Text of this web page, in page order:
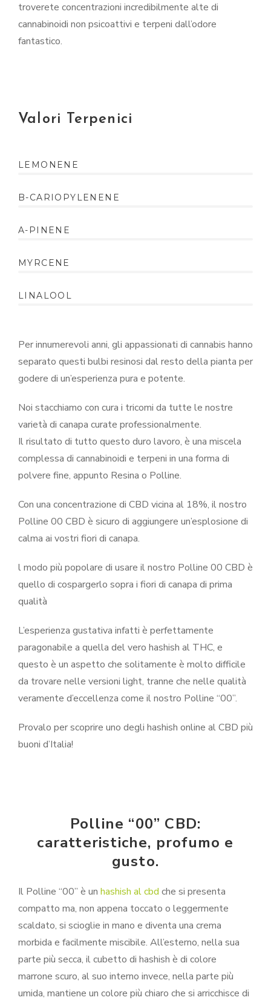
troverete concentrazioni incredibilmente alte di
cannabinoidi non psicoattivi e terpeni dall’odore
fantastico.
Valori Terpenici
LEMONENE
B-CARIOPYLENENE
A-PINENE
MYRCENE
LINALOOL
Per innumerevoli anni, gli appassionati di cannabis hanno
separato questi bulbi resinosi dal resto della pianta per
godere di un’esperienza pura e potente.
Noi stacchiamo con cura i tricomi da tutte le nostre
varietà di canapa curate professionalmente.
Il risultato di tutto questo duro lavoro, è una miscela
complessa di cannabinoidi e terpeni in una forma di
polvere fine, appunto Resina o Polline.
Con una concentrazione di CBD vicina al 18%, il nostro
Polline 00 CBD è sicuro di aggiungere un’esplosione di
calma ai vostri fiori di canapa.
l modo più popolare di usare il nostro Polline 00 CBD è
quello di cospargerlo sopra i fiori di canapa di prima
qualità
L’esperienza gustativa infatti è perfettamente
paragonabile a quella del vero hashish al THC, e
questo è un aspetto che solitamente è molto difficile
da trovare nelle versioni light, tranne che nelle qualità
veramente d’eccellenza come il nostro Polline “00”.
Provalo per scoprire uno degli hashish online al CBD più
buoni d’Italia!
Polline “00” CBD:
caratteristiche, profumo e
gusto.
Il Polline “00” è un hashish al cbd che si presenta
compatto ma, non appena toccato o leggermente
scaldato, si scioglie in mano e diventa una crema
morbida e facilmente miscibile. All’esterno, nella sua
parte più secca, il cubetto di hashish è di colore
marrone scuro, al suo interno invece, nella parte più
umida, mantiene un colore più chiaro che si arricchisce di